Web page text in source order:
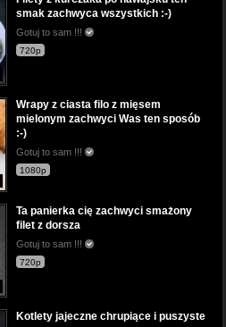
smak zachwyca wszystkich :-)
Gotuj to sam !!!
720p
Wrapy z ciasta filo z mięsem
mielonym zachwyci Was ten sposób
:-)
Gotuj to sam !!!
1080p
Ta panierka cię zachwyci smażony
filet z dorsza
Gotuj to sam !!!
720p
Kotlety jajeczne chrupiące i puszyste